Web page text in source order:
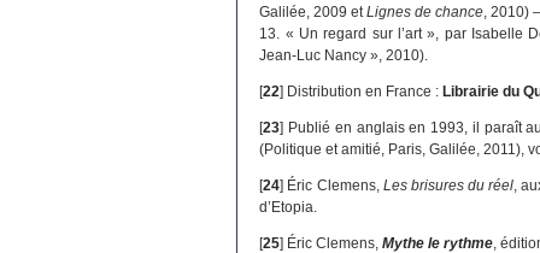
Galilée, 2009 etLignes de chance ,
13. « Un regard sur l’art », par Isabelle
Jean-Luc Nancy », 2010).
[22] Distribution en France :Librairie du
[23] Publié en anglais en 1993, il paraît
(Politique et amitié, Paris, Galilée, 2011),
[24] Éric Clemens, Les brisures du réel,
d’Etopia.
[25] Éric Clemens,Mythe le rythme ,